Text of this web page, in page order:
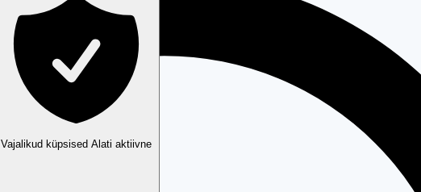
Vajalikud küpsised